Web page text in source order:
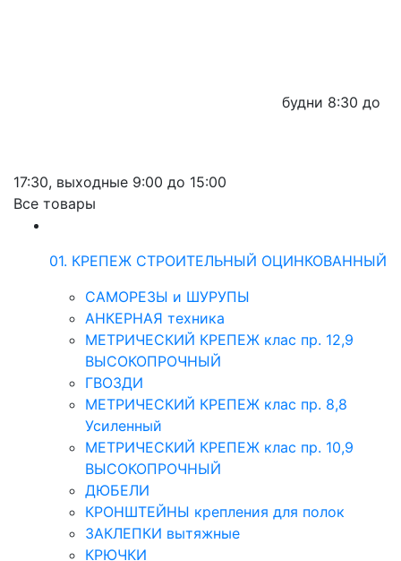
будни 8:30 до
17:30, выходные 9:00 до 15:00
Все товары
01. КРЕПЕЖ СТРОИТЕЛЬНЫЙ ОЦИНКОВАННЫЙ
САМОРЕЗЫ и ШУРУПЫ
АНКЕРНАЯ техника
МЕТРИЧЕСКИЙ КРЕПЕЖ клас пр. 12,9
ВЫСОКОПРОЧНЫЙ
ГВОЗДИ
МЕТРИЧЕСКИЙ КРЕПЕЖ клас пр. 8,8
Усиленный
МЕТРИЧЕСКИЙ КРЕПЕЖ клас пр. 10,9
ВЫСОКОПРОЧНЫЙ
ДЮБЕЛИ
КРОНШТЕЙНЫ крепления для полок
ЗАКЛЕПКИ вытяжные
КРЮЧКИ